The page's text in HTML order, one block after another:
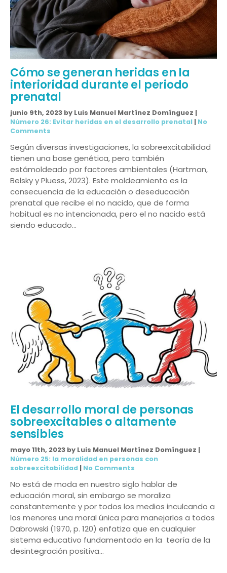
Cómo se generan heridas en la
interioridad durante el periodo
prenatal
junio 9th, 2023 by Luis Manuel Martínez Domínguez |
Número 26: Evitar heridas en el desarrollo prenatal | No
Comments
Según diversas investigaciones, la sobreexcitabilidad
tienen una base genética, pero también
estámoldeado por factores ambientales (Hartman,
Belsky y Pluess, 2023). Este moldeamiento es la
consecuencia de la educación o deseducación
prenatal que recibe el no nacido, que de forma
habitual es no intencionada, pero el no nacido está
siendo educado…
El desarrollo moral de personas
sobreexcitables o altamente
sensibles
mayo 11th, 2023 by Luis Manuel Martínez Domínguez |
Número 25: la moralidad en personas con
sobreexcitabilidad | No Comments
No está de moda en nuestro siglo hablar de
educación moral, sin embargo se moraliza
constantemente y por todos los medios inculcando a
los menores una moral única para manejarlos a todos
Dabrowski (1970, p. 120) enfatiza que en cualquier
sistema educativo fundamentado en la teoría de la
desintegración positiva…